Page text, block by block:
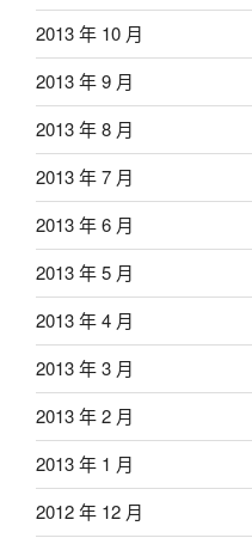
2013 年 10 月
2013 年 9 月
2013 年 8 月
2013 年 7 月
2013 年 6 月
2013 年 5 月
2013 年 4 月
2013 年 3 月
2013 年 2 月
2013 年 1 月
2012 年 12 月